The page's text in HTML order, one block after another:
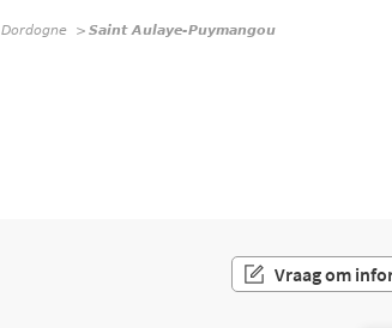
Dordogne Saint Aulaye-Puymangou
Vraag om